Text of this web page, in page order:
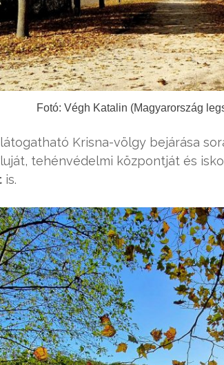
Fotó: Végh Katalin (Magyarország
Krisna-völgy bejárása
tehénvédelmi központját és
is.